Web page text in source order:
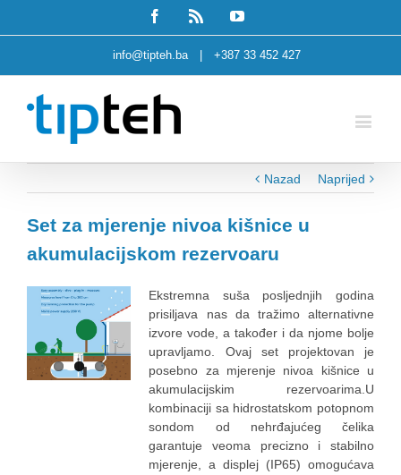
Facebook Youtube
info@tipteh.ba +387 33 452 427
Nazad Naprijed
Set za mjerenje nivoa kišnice u
akumulacijskom rezervoaru
Ekstremna suša posljednjih godina
prisiljava nas da tražimo alternativne
izvore vode, a također i da njome bolje
upravljamo. Ovaj set projektovan je
posebno za mjerenje nivoa kišnice u
akumulacijskim rezervoarima.U
kombinaciji sa hidrostatskom potopnom
sondom od nehrđajućeg čelika
garantuje veoma precizno i stabilno
mjerenje, a displej (IP65) omogućava